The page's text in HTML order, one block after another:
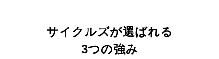
サイクルズが選ばれる
3つの強み